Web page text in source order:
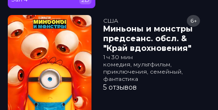
США
Миньоны и монстры
прeдсeанc. обсл. &
"Край вдохновения"
6+
1 ч 30 мин
комедия, мультфильм,
приключения, семейный,
фантастика
5 отзывов